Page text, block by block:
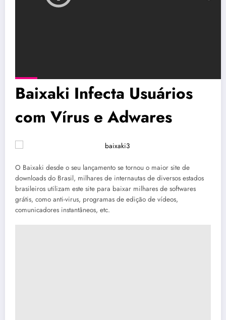
Baixaki Infecta Usuários
com Vírus e Adwares
O Baixaki desde o seu lançamento se tornou o maior site de
downloads do Brasil, milhares de internautas de diversos estados
brasileiros utilizam este site para baixar milhares de softwares
grátis, como anti-virus, programas de edição de vídeos,
comunicadores instantâneos, etc.